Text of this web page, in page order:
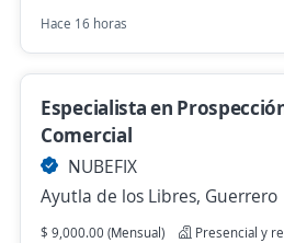
Hace 16 horas
Especialista en
Comercial
NUBEFIX
Ayutla de los Libres, Guerrero
$ 9,000.00 (Mensual)
Presencial y